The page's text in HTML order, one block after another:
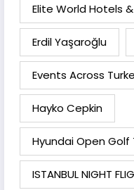
Elite World Hotels
Erdil Yaşaroğlu
Events Across
Hayko Cepkin
Hyundai Open Golf
ISTANBUL NIGHT